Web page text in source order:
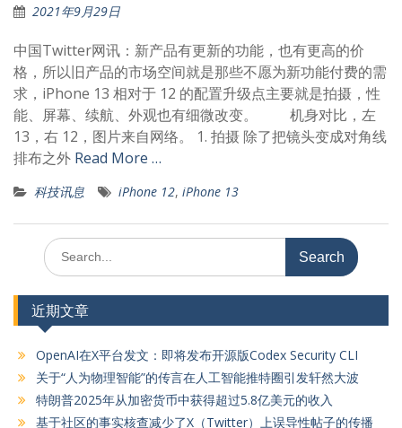
2021年9月29日
中国Twitter网讯：新产品有更新的功能，也有更高的价
格，所以旧产品的市场空间就是那些不愿为新功能付费的需
求，iPhone 13 相对于 12 的配置升级点主要就是拍摄，性
能、屏幕、续航、外观也有细微改变。 机身对比，左
13，右 12，图片来自网络。 1. 拍摄 除了把镜头变成对角线
排布之外 Read More …
科技讯息 iPhone 12, iPhone 13
Search
for:
近期文章
OpenAI在X平台发文：即将发布开源版Codex Security CLI
关于“人为物理智能”的传言在人工智能推特圈引发轩然大波
特朗普2025年从加密货币中获得超过5.8亿美元的收入
基于社区的事实核查减少了X（Twitter）上误导性帖子的传播